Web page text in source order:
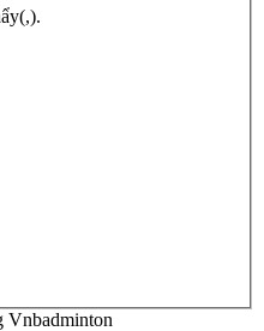
Vnbadminton